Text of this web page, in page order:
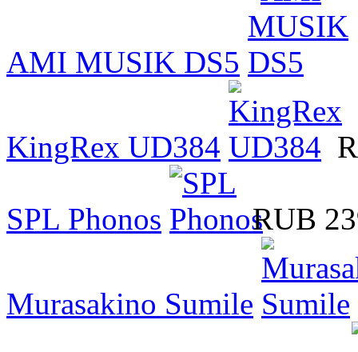
AMI MUSIK DS5
KingRex UD384
SPL Phonos RUB
Murasakino Sumile